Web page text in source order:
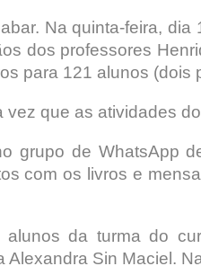
Na quinta-feira,
dos professores
para 121 alunos (dois
que as atividades
grupo de WhatsApp
com os livros e
da turma do
Sin Maciel.